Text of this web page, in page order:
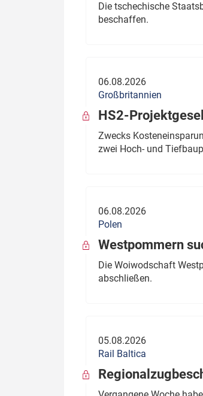
Die tschechische
beschaffen.
06.08.2026
Großbritannien
HS2-
Zwecks
zwei Hoch- und
06.08.2026
Polen
Westpommern
Die Woiwodschaft
abschließen.
05.08.2026
Rail Baltica